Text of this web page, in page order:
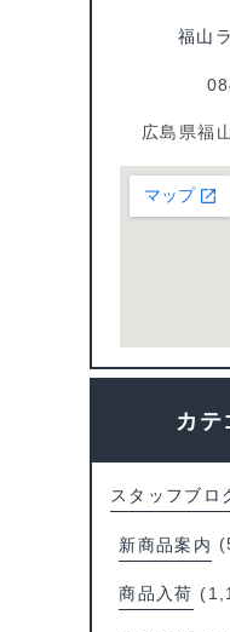
福山
広島県福
カテ
スタッフブロ
新商品案内
商品入荷